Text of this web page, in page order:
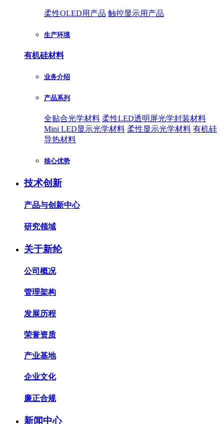
柔性OLED用产品 触控显示用产品
生产环境
有机硅材料
业务介绍
产品系列
全贴合光学材料 柔性LED透明屏光学封装材料
Mini LED显示光学材料 柔性显示光学材料 有机硅
导热材料
核心优势
技术创新
产品与创新中心
研究领域
关于新纶
公司概况
管理架构
发展历程
荣誉资质
产业基地
企业文化
廉正合规
新闻中心